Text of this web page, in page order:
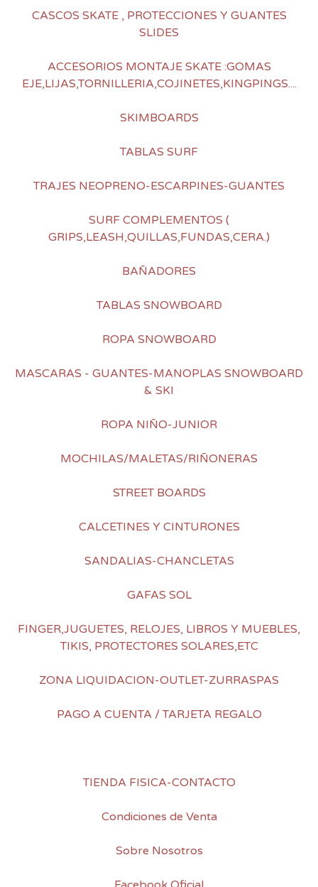
CASCOS SKATE , PROTECCIONES Y GUANTES
SLIDES
ACCESORIOS MONTAJE SKATE :GOMAS
EJE,LIJAS,TORNILLERIA,COJINETES,KINGPINGS....
SKIMBOARDS
TABLAS SURF
TRAJES NEOPRENO-ESCARPINES-GUANTES
SURF COMPLEMENTOS (
GRIPS,LEASH,QUILLAS,FUNDAS,CERA.)
BAÑADORES
TABLAS SNOWBOARD
ROPA SNOWBOARD
MASCARAS - GUANTES-MANOPLAS SNOWBOARD
& SKI
ROPA NIÑO-JUNIOR
MOCHILAS/MALETAS/RIÑONERAS
STREET BOARDS
CALCETINES Y CINTURONES
SANDALIAS-CHANCLETAS
GAFAS SOL
FINGER,JUGUETES, RELOJES, LIBROS Y MUEBLES,
TIKIS, PROTECTORES SOLARES,ETC
ZONA LIQUIDACION-OUTLET-ZURRASPAS
PAGO A CUENTA / TARJETA REGALO
TIENDA FISICA-CONTACTO
Condiciones de Venta
Sobre Nosotros